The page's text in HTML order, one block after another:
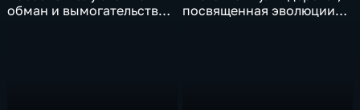
обман и вымогательство
посвященная эволюции